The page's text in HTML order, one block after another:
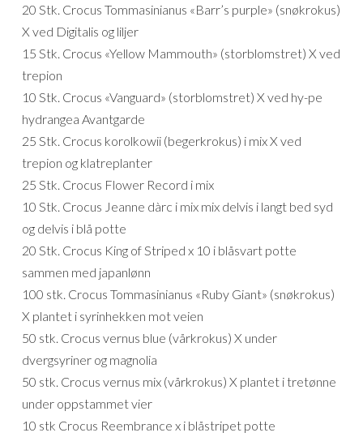
20 Stk. Crocus Tommasinianus «Barr’s purple» (snøkrokus)
X ved Digitalis og liljer
15 Stk. Crocus «Yellow Mammouth» (storblomstret) X ved
trepion
10 Stk. Crocus «Vanguard» (storblomstret) X ved hy-pe
hydrangea Avantgarde
25 Stk. Crocus korolkowii (begerkrokus) i mix X ved
trepion og klatreplanter
25 Stk. Crocus Flower Record i mix
10 Stk. Crocus Jeanne dàrc i mix mix delvis i langt bed syd
og delvis i blå potte
20 Stk. Crocus King of Striped x 10 i blåsvart potte
sammen med japanlønn
100 stk. Crocus Tommasinianus «Ruby Giant» (snøkrokus)
X plantet i syrinhekken mot veien
50 stk. Crocus vernus blue (vårkrokus) X under
dvergsyriner og magnolia
50 stk. Crocus vernus mix (vårkrokus) X plantet i tretønne
under oppstammet vier
10 stk Crocus Reembrance x i blåstripet potte